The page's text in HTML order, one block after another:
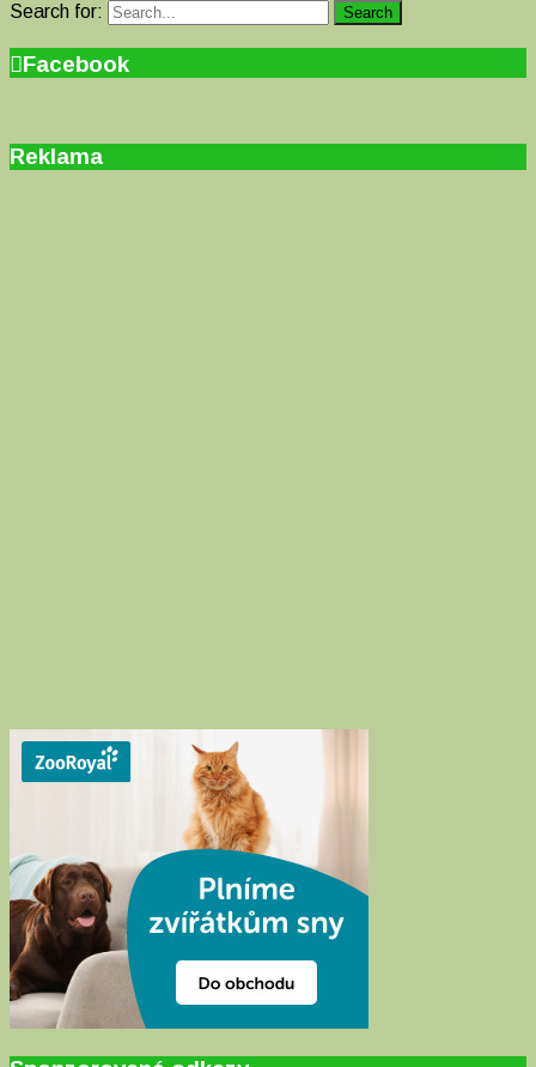
Search for: Search
Facebook
Reklama